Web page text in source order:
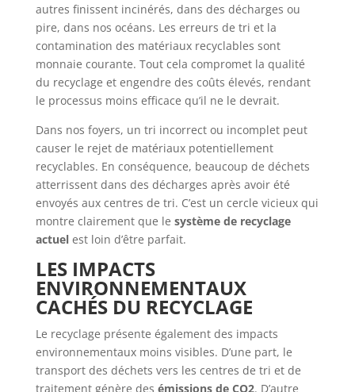
autres finissent incinérés, dans des décharges ou
pire, dans nos océans. Les erreurs de tri et la
contamination des matériaux recyclables sont
monnaie courante. Tout cela compromet la qualité
du recyclage et engendre des coûts élevés, rendant
le processus moins efficace qu’il ne le devrait.
Dans nos foyers, un tri incorrect ou incomplet peut
causer le rejet de matériaux potentiellement
recyclables. En conséquence, beaucoup de déchets
atterrissent dans des décharges après avoir été
envoyés aux centres de tri. C’est un cercle vicieux qui
montre clairement que le système de recyclage
actuelest loin d’être parfait.
LES IMPACTS
ENVIRONNEMENTAUX
CACHÉS DU RECYCLAGE
Le recyclage présente également des impacts
environnementaux moins visibles. D’une part, le
transport des déchets vers les centres de tri et de
traitement génère des émissions de CO2. D’autre